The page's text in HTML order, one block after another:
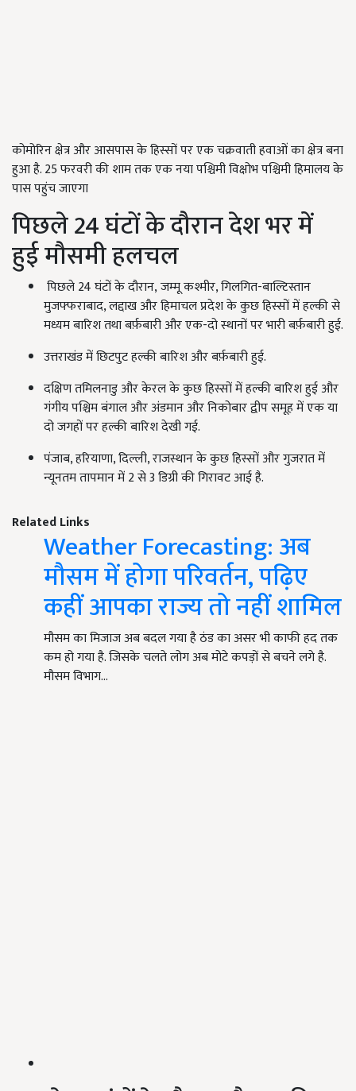
कोमोरिन क्षेत्र और आसपास के हिस्सों पर एक चक्रवाती हवाओं का क्षेत्र बना
हुआ है. 25 फरवरी की शाम तक एक नया पश्चिमी विक्षोभ पश्चिमी हिमालय के
पास पहुंच जाएगा
पिछले 24 घंटों के दौरान देश भर में
हुई मौसमी हलचल
पिछले 24 घंटों के दौरान, जम्मू कश्मीर, गिलगित-बाल्टिस्तान
मुजफ्फराबाद, लद्दाख और हिमाचल प्रदेश के कुछ हिस्सों में हल्की से
मध्यम बारिश तथा बर्फ़बारी और एक-दो स्थानों पर भारी बर्फ़बारी हुई.
उत्तराखंड में छिटपुट हल्की बारिश और बर्फ़बारी हुई.
दक्षिण तमिलनाडु और केरल के कुछ हिस्सों में हल्की बारिश हुई और
गंगीय पश्चिम बंगाल और अंडमान और निकोबार द्वीप समूह में एक या
दो जगहों पर हल्की बारिश देखी गई.
पंजाब, हरियाणा, दिल्ली, राजस्थान के कुछ हिस्सों और गुजरात में
न्यूनतम तापमान में 2 से 3 डिग्री की गिरावट आई है.
Related Links
Weather Forecasting: अब
मौसम में होगा परिवर्तन, पढ़िए
कहीं आपका राज्य तो नहीं शामिल
मौसम का मिजाज अब बदल गया है ठंड का असर भी काफी हद तक
कम हो गया है. जिसके चलते लोग अब मोटे कपड़ों से बचने लगे है.
मौसम विभाग…